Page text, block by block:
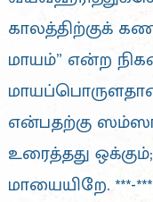
காலத்திற்குக்
மாயம்” என்ற
என்பதற்கு
உரைத்தது
மாயையிறே.